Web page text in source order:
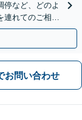
停など、どのよ
連れてのご相談
お問い合わせ